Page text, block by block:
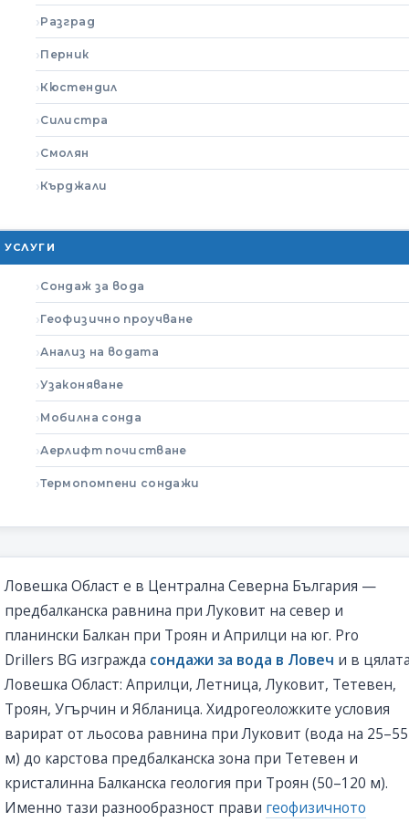
Ловешка Област е в Централна Северна България —
предбалканска равнина при Луковит на север и
планински Балкан при Троян и Априлци на юг. Pro
Drillers BG изгражда сондажи за вода в Ловеч и в
Ловешка Област: Априлци, Летница, Луковит, Тетевен,
Троян, Угърчин и Ябланица. Хидрогеоложките условия
варират от льосова равнина при Луковит (вода на 25–55
м) до карстова предбалканска зона при Тетевен и
кристалинна Балканска геология при Троян (50–120 м).
Именно тази разнообразност прави геофизичното
Разград
Перник
Кюстендил
Силистра
Смолян
Кърджали
УСЛУГИ
Сондаж за вода
Геофизично проучване
Анализ на водата
Узаконяване
Мобилна сонда
Аерлифт почистване
Термопомпени сондажи